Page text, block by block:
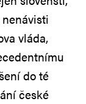
vláda,
do té
české